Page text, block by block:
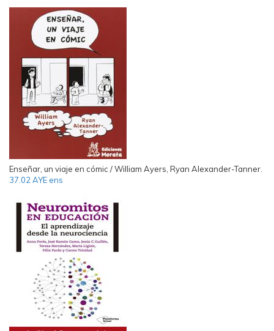
Enseñar, un viaje en cómic / William Ayers, Ryan Alexander-Tanner.
37.02 AYE ens